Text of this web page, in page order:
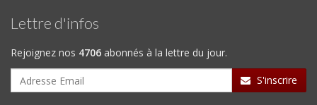
Lettre d'infos
Rejoignez nos 4706 abonnés à la lettre du jour.
S'inscrire